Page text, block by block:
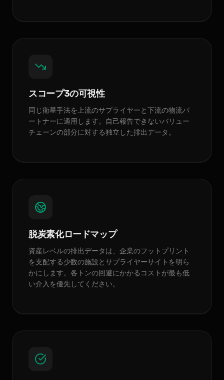
スコープ3の可視性
同じ衛星手法を上流のサプライヤーと下流の物流パ
ートナーに適用します。自己報告できないバリュー
チェーンの部分に対する独立した排出データ。
脱炭素化ロードマップ
資産レベルの排出データは、企業のフットプリント
を支配する少数の施設とサプライヤーサイトを明ら
かにします。各トンの回避にかかるコストが最も低
い介入を優先してください。